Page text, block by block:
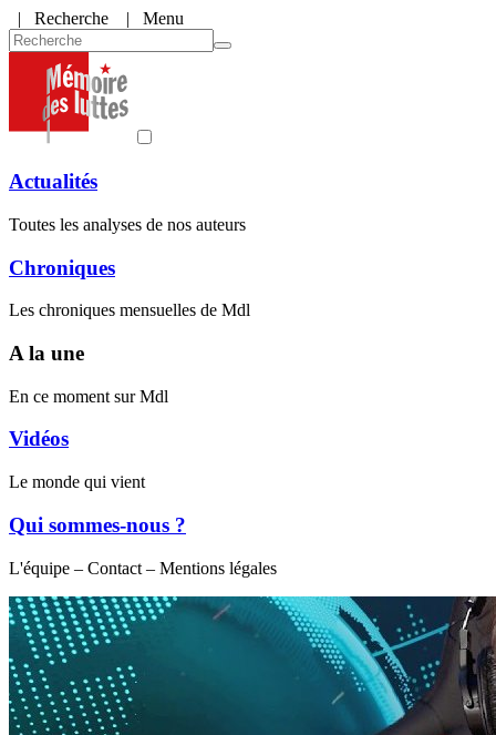
| Recherche | Menu
Actualités
Toutes les analyses de nos auteurs
Chroniques
Les chroniques mensuelles de Mdl
A la une
En ce moment sur Mdl
Vidéos
Le monde qui vient
Qui sommes-nous ?
L'équipe – Contact – Mentions légales